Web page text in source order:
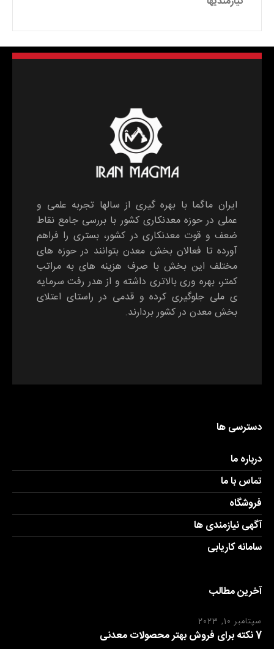
ایران ماگما با بهره گیری از سالها تجربه علمی و
عملی در حوزه معدنکاری کشور با بررسی جامع نقاط
ضعف و قوت معدنکاری در کشور، بستری را فراهم
آورده تا فعالان بخش معدن بتوانند در حوزه های
مختلف این بخش با صرف هزینه های به مراتب
کمتر، بهره وری بالاتری داشته و از هدر رفت سرمایه
ی ملی جلوگیری کرده و قدمی در راستای اعتلای
بخش معدن در کشور بردارند.
دسترسی ها
درباره ما
تماس با ما
فروشگاه
آگهی نیازمندی ها
سامانه کاریابی
آخرین مطالب
سپتامبر 10, 2023
7 نکته برای فروش بهتر محصولات معدنی